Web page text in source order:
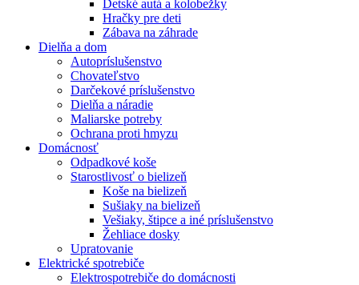
Detské autá a kolobežky
Hračky pre deti
Zábava na záhrade
Dielňa a dom
Autopríslušenstvo
Chovateľstvo
Darčekové príslušenstvo
Dielňa a náradie
Maliarske potreby
Ochrana proti hmyzu
Domácnosť
Odpadkové koše
Starostlivosť o bielizeň
Koše na bielizeň
Sušiaky na bielizeň
Vešiaky, štipce a iné príslušenstvo
Žehliace dosky
Upratovanie
Elektrické spotrebiče
Elektrospotrebiče do domácnosti